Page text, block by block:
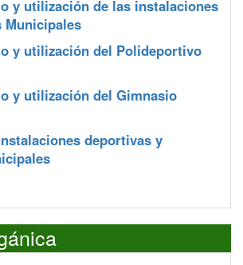
y utilización de las instalaciones
Municipales
y utilización del Polideportivo
y utilización del Gimnasio
deportivas y